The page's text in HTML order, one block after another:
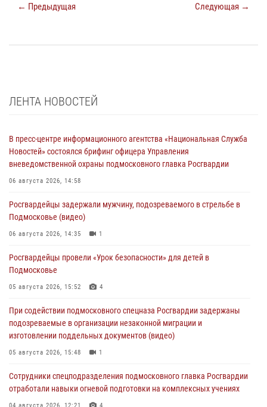
← Предыдущая Следующая →
ЛЕНТА НОВОСТЕЙ
В пресс-центре информационного агентства «Национальная Служба
Новостей» состоялся брифинг офицера Управления
вневедомственной охраны подмосковного главка Росгвардии
06 августа 2026, 14:58
Росгвардейцы задержали мужчину, подозреваемого в стрельбе в
Подмосковье (видео)
06 августа 2026, 14:35 1
Росгвардейцы провели «Урок безопасности» для детей в
Подмосковье
05 августа 2026, 15:52 4
При содействии подмосковного спецназа Росгвардии задержаны
подозреваемые в организации незаконной миграции и
изготовлении поддельных документов (видео)
05 августа 2026, 15:48 1
Сотрудники спецподразделения подмосковного главка Росгвардии
отработали навыки огневой подготовки на комплексных учениях
04 августа 2026, 12:21 4